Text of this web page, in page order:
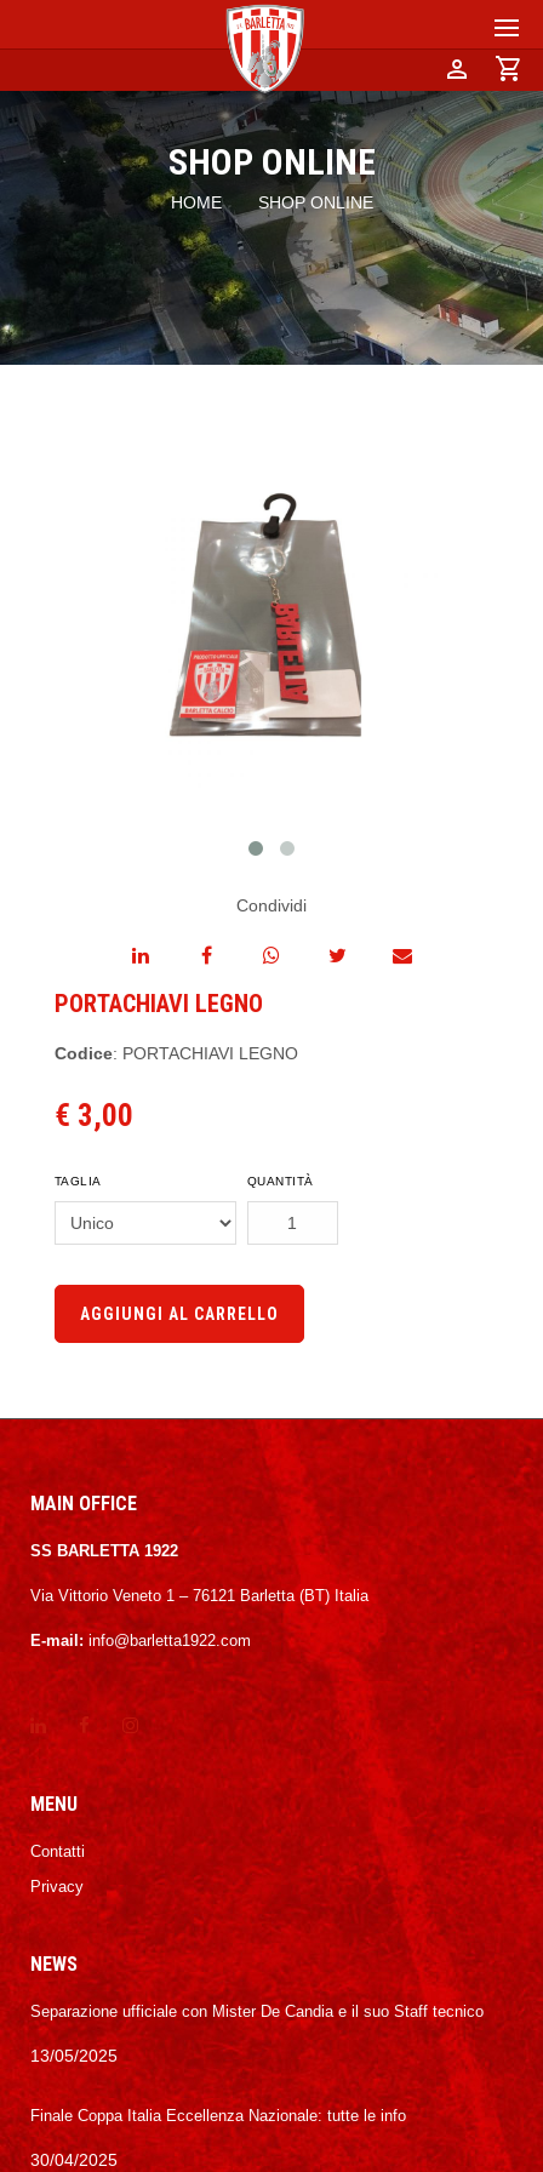
person shopping_cart
SHOP ONLINE
HOME SHOP ONLINE
Condividi
PORTACHIAVI LEGNO
Codice: PORTACHIAVI LEGNO
€ 3,00
TAGLIA QUANTITÀ
AGGIUNGI AL CARRELLO
MAIN OFFICE
SS BARLETTA 1922
Via Vittorio Veneto 1 – 76121 Barletta (BT) Italia
E-mail: info@barletta1922.com
MENU
Contatti
Privacy
NEWS
Separazione ufficiale con Mister De Candia e il suo Staff tecnico
13/05/2025
Finale Coppa Italia Eccellenza Nazionale: tutte le info
30/04/2025